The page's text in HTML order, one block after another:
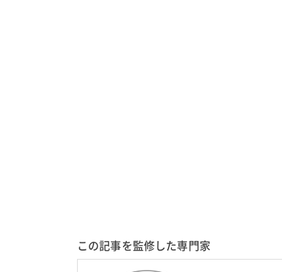
この記事を監修した専門家